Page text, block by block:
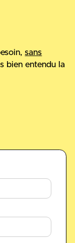
sans
bien entendu la